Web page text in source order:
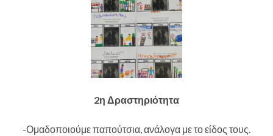
2η Δραστηριότητα
-Ομαδοποιούμε παπούτσια, ανάλογα με το είδος τους.